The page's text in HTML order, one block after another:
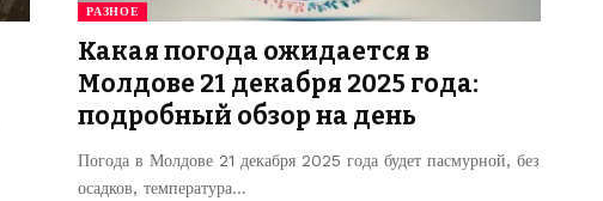
РАЗНОЕ
Какая погода ожидается в
Молдове 21 декабря 2025 года:
подробный обзор на день
Погода в Молдове 21 декабря 2025 года будет пасмурной, без
осадков, температура…